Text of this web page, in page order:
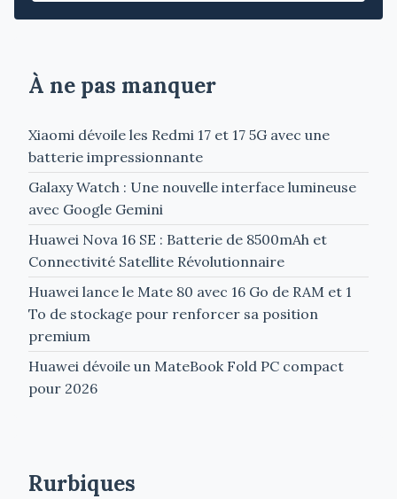
À ne pas manquer
Xiaomi dévoile les Redmi 17 et 17 5G avec une
batterie impressionnante
Galaxy Watch : Une nouvelle interface lumineuse
avec Google Gemini
Huawei Nova 16 SE : Batterie de 8500mAh et
Connectivité Satellite Révolutionnaire
Huawei lance le Mate 80 avec 16 Go de RAM et 1
To de stockage pour renforcer sa position
premium
Huawei dévoile un MateBook Fold PC compact
pour 2026
Rurbiques